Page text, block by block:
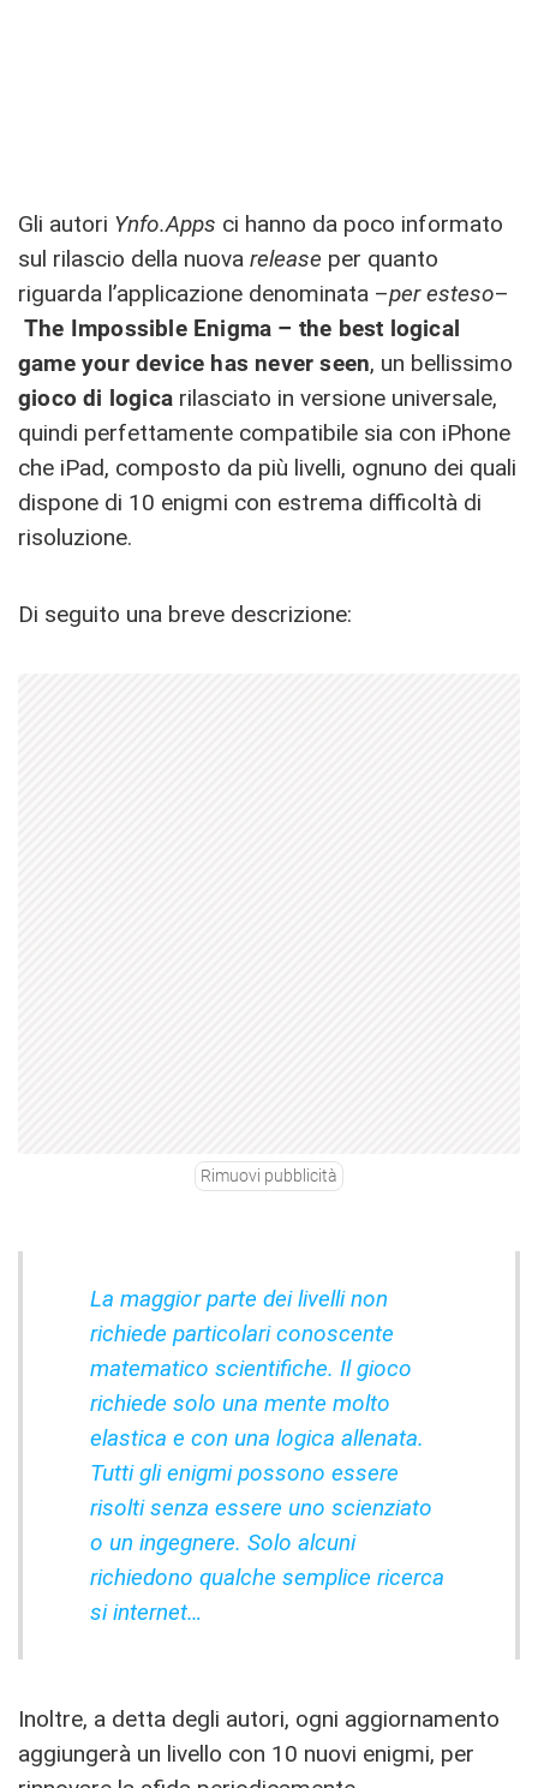
Gli autori Ynfo.Apps ci hanno da poco informato
sul rilascio della nuova release per quanto
riguarda l’applicazione denominata –per esteso–
The Impossible Enigma – the best logical
game your device has never seen, un bellissimo
gioco di logica rilasciato in versione universale,
quindi perfettamente compatibile sia con iPhone
che iPad, composto da più livelli, ognuno dei quali
dispone di 10 enigmi con estrema difficoltà di
risoluzione.
Di seguito una breve descrizione:
Rimuovi pubblicità
La maggior parte dei livelli non
richiede particolari conoscente
matematico scientifiche. Il gioco
richiede solo una mente molto
elastica e con una logica allenata.
Tutti gli enigmi possono essere
risolti senza essere uno scienziato
o un ingegnere. Solo alcuni
richiedono qualche semplice ricerca
si internet…
Inoltre, a detta degli autori, ogni aggiornamento
aggiungerà un livello con 10 nuovi enigmi, per